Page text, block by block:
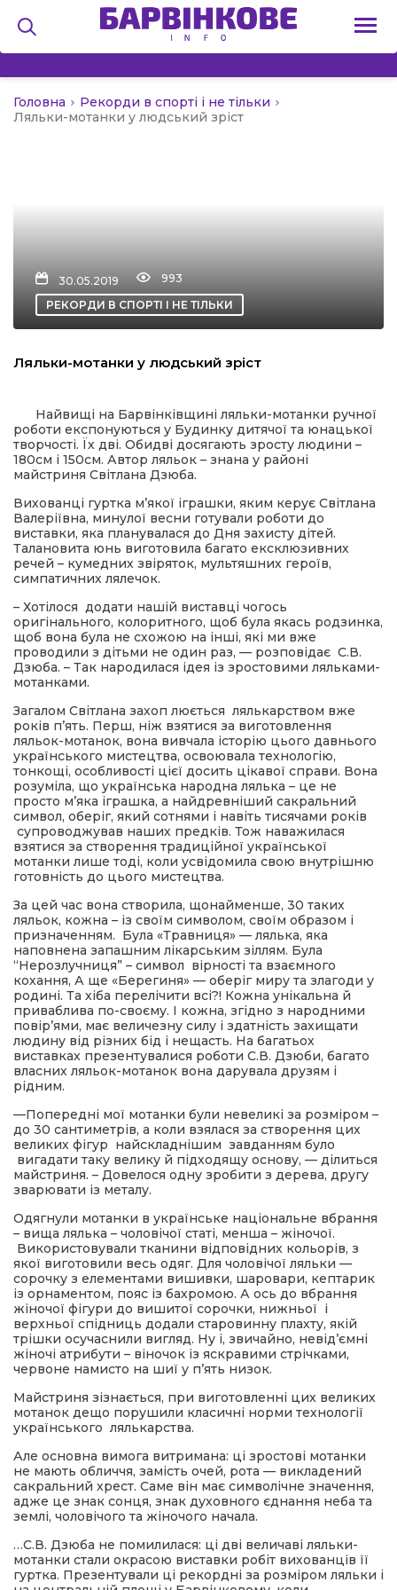
Головна
Рекорди в спорті і не тільки
Ляльки-мотанки у людський зріст
30.05.2019
993
РЕКОРДИ В СПОРТІ І НЕ ТІЛЬКИ
Ляльки-мотанки у людський зріст
Найвищі на Барвінківщині ляльки-мотанки ручної
роботи експонуються у Будинку дитячої та юнацької
творчості. Їх дві. Обидві досягають зросту людини –
180см і 150см. Автор ляльок – знана у районі
майстриня Світлана Дзюба.
Вихованці гуртка м’якої іграшки, яким керує Світлана
Валеріївна, минулої весни готували роботи до
виставки, яка планувалася до Дня захисту дітей.
Талановита юнь виготовила багато ексклюзивних
речей – кумедних звіряток, мультяшних героїв,
симпатичних лялечок.
– Хотілося додати нашій виставці чогось
оригінального, колоритного, щоб була якась родзинка,
щоб вона була не схожою на інші, які ми вже
проводили з дітьми не один раз, — розповідає С.В.
Дзюба. – Так народилася ідея із зростовими ляльками-
мотанками.
Загалом Світлана захоп люється лялькарством вже
років п’ять. Перш, ніж взятися за виготовлення
ляльок-мотанок, вона вивчала історію цього давнього
українського мистецтва, освоювала технологію,
тонкощі, особливості цієї досить цікавої справи. Вона
розуміла, що українська народна лялька – це не
просто м’яка іграшка, а найдревніший сакральний
символ, оберіг, який сотнями і навіть тисячами років
супроводжував наших предків. Тож наважилася
взятися за створення традиційної української
мотанки лише тоді, коли усвідомила свою внутрішню
готовність до цього мистецтва.
За цей час вона створила, щонайменше, 30 таких
ляльок, кожна – із своїм символом, своїм образом і
призначенням. Була «Травниця» — лялька, яка
наповнена запашним лікарським зіллям. Була
“Нерозлучниця” – символ вірності та взаємного
кохання, А ще «Берегиня» — оберіг миру та злагоди у
родині. Та хіба перелічити всі?! Кожна унікальна й
приваблива по-своєму. І кожна, згідно з народними
повір’ями, має величезну силу і здатність захищати
людину від різних бід і нещасть. На багатьох
виставках презентувалися роботи С.В. Дзюби, багато
власних ляльок-мотанок вона дарувала друзям і
рідним.
—Попередні мої мотанки були невеликі за розміром –
до 30 сантиметрів, а коли взялася за створення цих
великих фігур найскладнішим завданням було
вигадати таку велику й підходящу основу, — ділиться
майстриня. – Довелося одну зробити з дерева, другу
зварювати із металу.
Одягнули мотанки в українське національне вбрання
– вища лялька – чоловічої статі, менша – жіночої.
Використовували тканини відповідних кольорів, з
якої виготовили весь одяг. Для чоловічої ляльки —
сорочку з елементами вишивки, шаровари, кептарик
із орнаментом, пояс із бахромою. А ось до вбрання
жіночої фігури до вишитої сорочки, нижньої і
верхньої спідниць додали старовинну плахту, якій
трішки осучаснили вигляд. Ну і, звичайно, невід’ємні
жіночі атрибути – віночок із яскравими стрічками,
червоне намисто на шиї у п’ять низок.
Майстриня зізнається, при виготовленні цих великих
мотанок дещо порушили класичні норми технології
українського лялькарства.
Але основна вимога витримана: ці зростові мотанки
не мають обличчя, замість очей, рота — викладений
сакральний хрест. Саме він має символічне значення,
адже це знак сонця, знак духовного єднання неба та
землі, чоловічого та жіночого начала.
…С.В. Дзюба не помилилася: ці дві величаві ляльки-
мотанки стали окрасою виставки робіт вихованців її
гуртка. Презентували ці рекордні за розміром ляльки і